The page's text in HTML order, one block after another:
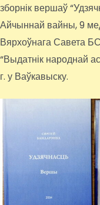
зборнік вершаў
Айчыннай вайны, 9
Вярхоўнага Савета
“Выдатнік народнай
г. у Ваўкавыску.